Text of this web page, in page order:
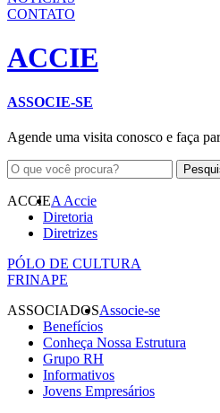
CONTATO
ACCIE
ASSOCIE-SE
Agende uma visita conosco e faça
ACCIEA Accie
Diretoria
Diretrizes
PÓLO DE CULTURA
FRINAPE
ASSOCIADOSAssocie-se
Benefícios
Conheça Nossa Estrutura
Grupo RH
Informativos
Jovens Empresários